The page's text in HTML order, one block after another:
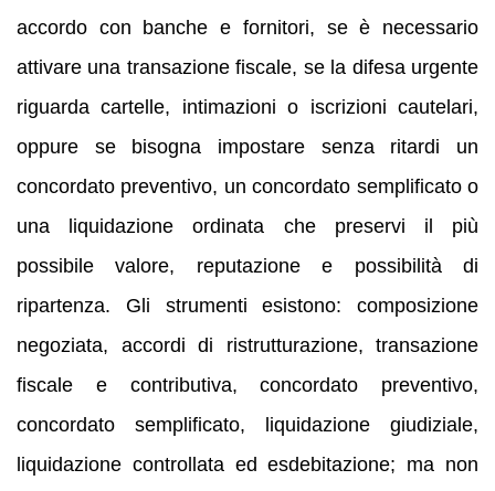
accordo con banche e fornitori, se è necessario
attivare una transazione fiscale, se la difesa urgente
riguarda cartelle, intimazioni o iscrizioni cautelari,
oppure se bisogna impostare senza ritardi un
concordato preventivo, un concordato semplificato o
una liquidazione ordinata che preservi il più
possibile valore, reputazione e possibilità di
ripartenza. Gli strumenti esistono: composizione
negoziata, accordi di ristrutturazione, transazione
fiscale e contributiva, concordato preventivo,
concordato semplificato, liquidazione giudiziale,
liquidazione controllata ed esdebitazione; ma non